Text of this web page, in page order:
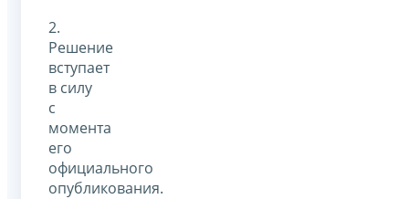
2.
Решение
вступает
в силу
с
момента
его
официального
опубликования.